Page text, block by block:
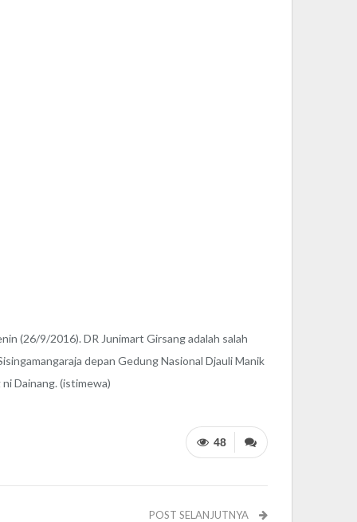
(26/9/2016). DR Junimart Girsang adalah salah
depan Gedung Nasional Djauli Manik
Dainang. (istimewa)
48
POST SELANJUTNYA